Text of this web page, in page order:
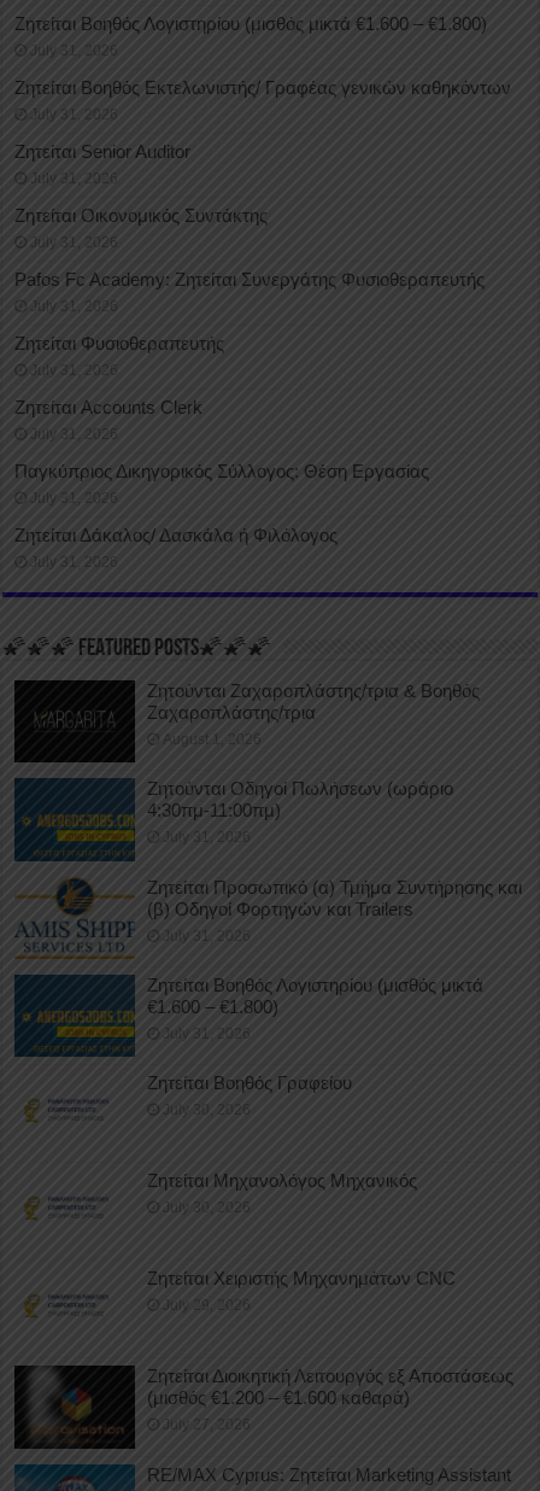
Ζητείται Βοηθός Λογιστηρίου (μισθός μικτά €1.600 – €1.800)
July 31, 2026
Ζητείται Βοηθός Εκτελωνιστής/ Γραφέας γενικών καθηκόντων
July 31, 2026
Ζητείται Senior Auditor
July 31, 2026
Ζητείται Οικονομικός Συντάκτης
July 31, 2026
Pafos Fc Academy: Ζητείται Συνεργάτης Φυσιοθεραπευτής
July 31, 2026
Ζητείται Φυσιοθεραπευτής
July 31, 2026
Ζητείται Accounts Clerk
July 31, 2026
Παγκύπριος Δικηγορικός Σύλλογος: Θέση Εργασίας
July 31, 2026
Ζητείται Δάκαλος/ Δασκάλα ή Φιλόλογος
July 31, 2026
🌠🌠🌠 FEATURED POSTS🌠🌠🌠
Ζητούνται Ζαχαροπλάστης/τρια & Βοηθός
Ζαχαροπλάστης/τρια
August 1, 2026
Ζητούνται Οδηγοί Πωλήσεων (ωράριο
4:30πμ-11:00πμ)
July 31, 2026
Ζητείται Προσωπικό (α) Τμήμα Συντήρησης και
(β) Οδηγοί Φορτηγών και Trailers
July 31, 2026
Ζητείται Βοηθός Λογιστηρίου (μισθός μικτά
€1.600 – €1.800)
July 31, 2026
Ζητείται Βοηθός Γραφείου
July 30, 2026
Ζητείται Μηχανολόγος Μηχανικός
July 30, 2026
Ζητείται Χειριστής Μηχανημάτων CNC
July 29, 2026
Ζητείται Διοικητική Λειτουργός εξ Αποστάσεως
(μισθός €1.200 – €1.600 καθαρά)
July 27, 2026
RE/MAX Cyprus: Ζητείται Marketing Assistant